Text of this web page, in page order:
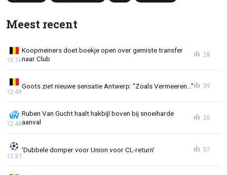
Meest recent
Koopmeiners doet boekje open over gemiste transfer
naar Club
13:16
28
Goots ziet nieuwe sensatie Antwerp: "Zoals Vermeeren..."
12:49
39
Ruben Van Gucht haalt hakbijl boven bij snoeiharde
aanval
12:48
26
'Dubbele domper voor Union voor CL-return'
12:31
57